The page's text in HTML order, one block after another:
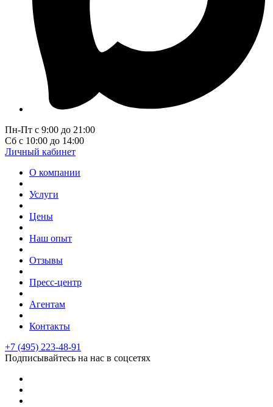
Пн-Пт с 9:00 до 21:00
Сб с 10:00 до 14:00
Личный кабинет
О компании
Услуги
Цены
Наш опыт
Отзывы
Пресс-центр
Агентам
Контакты
+7 (495) 223-48-91
Подписывайтесь на нас в соцсетях